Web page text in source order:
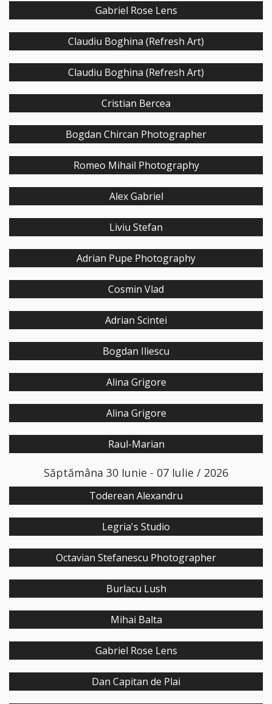
Gabriel Rose Lens
Claudiu Boghina (Refresh Art)
Claudiu Boghina (Refresh Art)
Cristian Bercea
Bogdan Chircan Photographer
Romeo Mihail Photography
Alex Gabriel
Liviu Stefan
Adrian Pupe Photography
Cosmin Vlad
Adrian Scintei
Bogdan Iliescu
Alina Grigore
Alina Grigore
Raul-Marian
Săptămâna 30 Iunie - 07 Iulie / 2026
Toderean Alexandru
Legria's Studio
Octavian Stefanescu Photographer
Burlacu Lush
Mihai Balta
Gabriel Rose Lens
Dan Capitan de Plai